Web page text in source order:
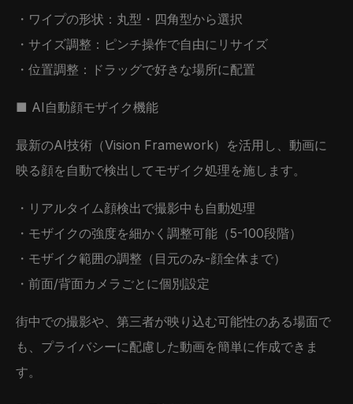
・ワイプの形状：丸型・四角型から選択
・サイズ調整：ピンチ操作で自由にリサイズ
・位置調整：ドラッグで好きな場所に配置
■ AI自動顔モザイク機能
最新のAI技術（Vision Framework）を活用し、動画に
映る顔を自動で検出してモザイク処理を施します。
・リアルタイム顔検出で撮影中も自動処理
・モザイクの強度を細かく調整可能（5-100段階）
・モザイク範囲の調整（目元のみ-顔全体まで）
・前面/背面カメラごとに個別設定
街中での撮影や、第三者が映り込む可能性のある場面で
も、プライバシーに配慮した動画を簡単に作成できま
す。